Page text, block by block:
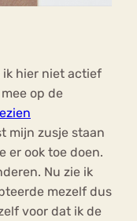
ik hier niet actief
op de
mijn zusje staan
er ook toe doen.
Nu zie ik
mezelf dus
voor dat ik de